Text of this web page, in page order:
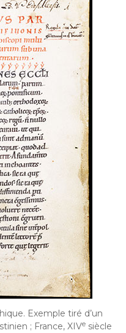
Exemple tiré d’un
; France, XIVe siècle